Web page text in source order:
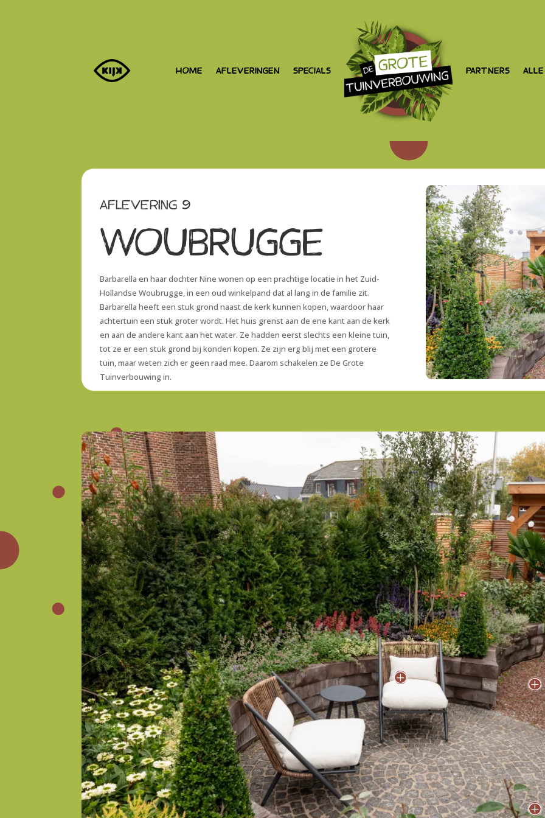
HOME AFLEVERINGEN SPECIALS PARTNERS
Aflevering 9
WOUBRUGGE
Barbarella en haar dochterNine wonen op een prachtige locatie in het Zuid-
Hollandse Woubrugge, in een oud winkelpand dat al lang in de familie zit.
Barbarella heeft een stuk grond naast de kerk kunnen kopen, waardoor haar
achtertuin een stuk groter wordt. Het huis grenst aan de ene kant aan de kerk
en aan de andere kant aan het water. Ze hadden eerst slechts een kleine tuin,
tot ze er een stuk grond bij konden kopen. Ze zijn erg blij met een grotere
tuin, maar weten zich er geen raad mee. Daarom schakelen ze De Grote
Tuinverbouwing in.
P
P
P